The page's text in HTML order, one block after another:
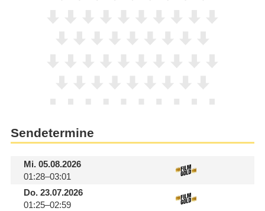
Sendetermine
Mi.05.08.2026
01:28–03:01
Do.23.07.2026
01:25–02:59